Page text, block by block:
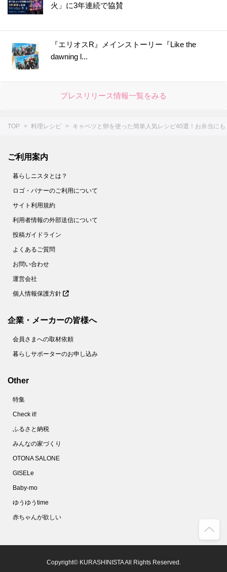
火」に3年連続で協賛
『エリオスR』メインストーリー『Like the
dawning l...
プレスリリース情報一覧をみる
TOP 料理レシピ キャベツと卵を使った簡単人気レシピ40選！お弁当にも
ご利用案内
暮らしニスタとは？
ロゴ・バナーのご利用について
サイト利用規約
利用者情報の外部送信について
投稿ガイドライン
よくあるご質問
お問い合わせ
運営会社
個人情報保護方針
企業・メーカーの皆様へ
会員さまへの取材依頼
暮らしサポーターのお申し込み
Other
特集
Check it!
ふるさと納税
みんなの家づくり
OTONA SALONE
GISELe
Baby-mo
ゆうゆうtime
赤ちゃんが欲しい
Copyright© KURASHINISTA All Rights Reserved.